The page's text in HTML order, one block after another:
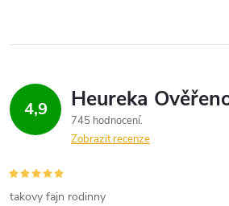
4,9
745 hodnocení
Zobrazit recenze
takovy fajn rodinny